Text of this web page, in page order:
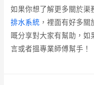
如果你想了解更多關於
排水系統 ，裡面有好多
嘅分享對大家有幫助，如
言或者搵專業師傅幫手！